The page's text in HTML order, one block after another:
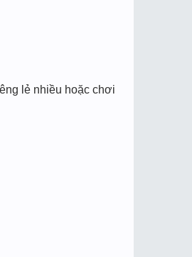
lẻ nhiều hoặc chơi